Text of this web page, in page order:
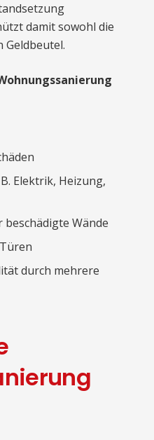
damit sowohl die
Geldbeutel.
Elektrik, Heizung,
Wände
durch mehrere